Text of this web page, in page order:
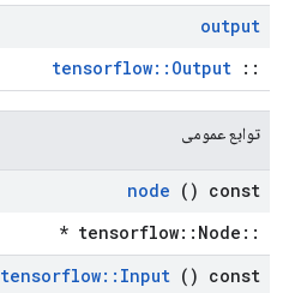
output
::
tensorflow::Output
توابع عمومی
node () const
::tensorflow::Node *
tensorflow:: Input () const